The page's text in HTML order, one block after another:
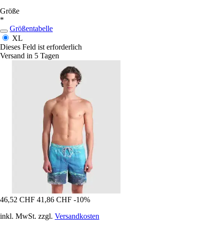
Größe
*
Größentabelle
XL
Dieses Feld ist erforderlich
Versand in 5 Tagen
46,52 CHF 41,86 CHF -10%
inkl. MwSt. zzgl. Versandkosten